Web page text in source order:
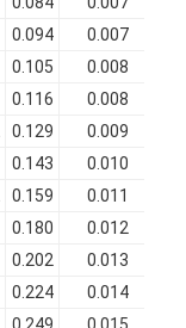
0.094 0.007
0.105 0.008
0.116 0.008
0.129 0.009
0.143 0.010
0.159 0.011
0.180 0.012
0.202 0.013
0.224 0.014